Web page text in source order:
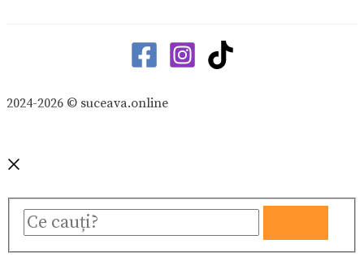
2024-2026 © suceava.online